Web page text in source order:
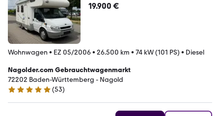
19.900 €
Wohnwagen • EZ 05/2006• 26.500 km • 74 kW (101 PS) • Diesel
Nagolder.com Gebrauchtwagenmarkt
72202 Baden-Württemberg - Nagold
4.9 Sterne
(53)